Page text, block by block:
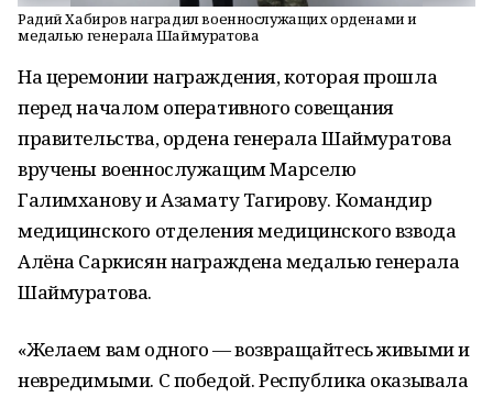
Радий Хабиров наградил военнослужащих орденами и
медалью генерала Шаймуратова
На церемонии награждения, которая прошла
перед началом оперативного совещания
правительства, ордена генерала Шаймуратова
вручены военнослужащим Марселю
Галимханову и Азамату Тагирову. Командир
медицинского отделения медицинского взвода
Алёна Саркисян награждена медалью генерала
Шаймуратова.
«Желаем вам одного — возвращайтесь живыми и
невредимыми. С победой. Республика оказывала